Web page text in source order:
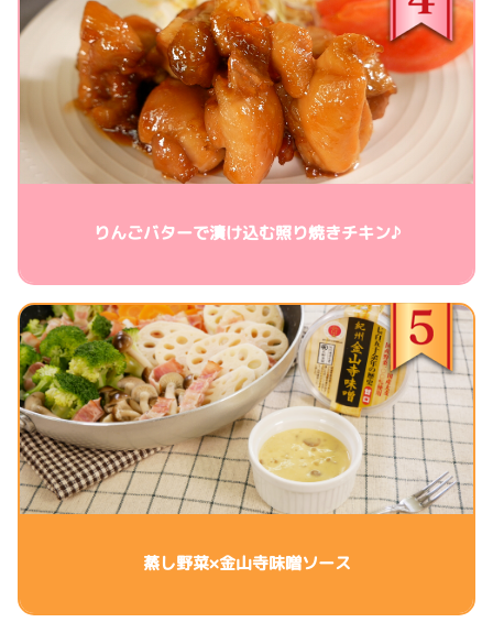
りんごバターで漬け込む照り焼きチキン♪
蒸し野菜×金山寺味噌ソース